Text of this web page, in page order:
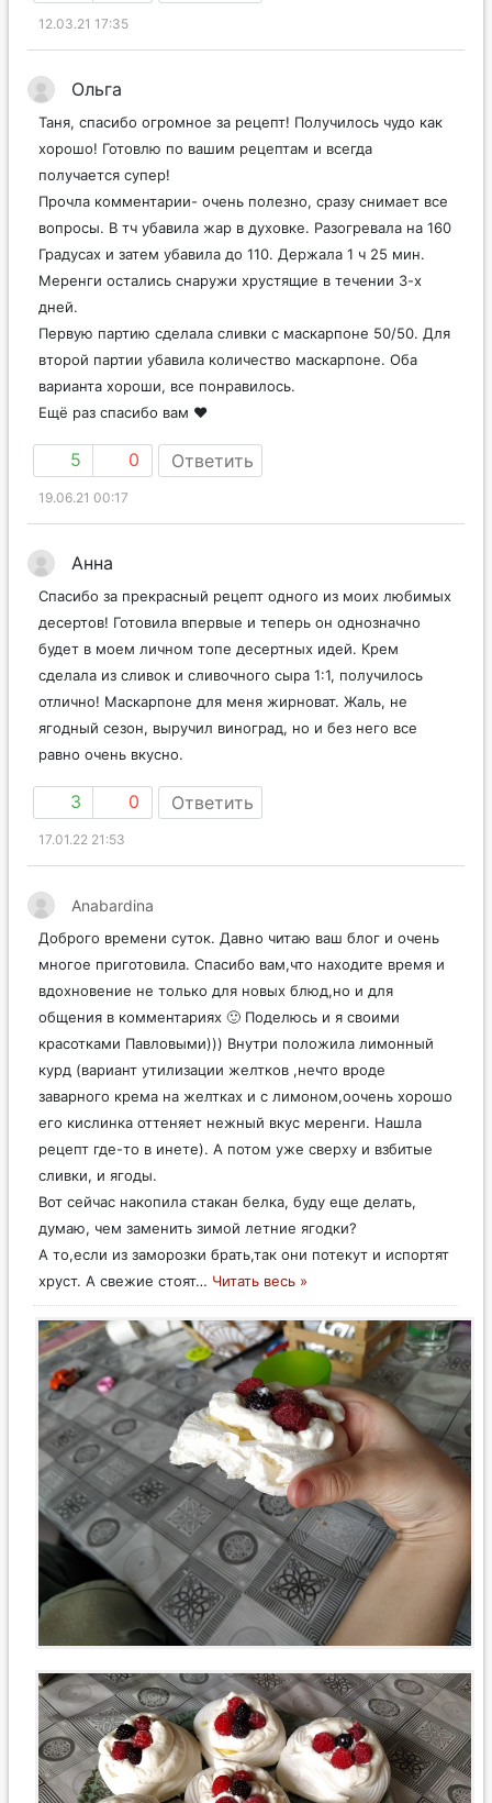
12.03.21 17:35
Ольга
Таня, спасибо огромное за рецепт! Получилось чудо как
хорошо! Готовлю по вашим рецептам и всегда
получается супер!
Прочла комментарии- очень полезно, сразу снимает все
вопросы. В тч убавила жар в духовке. Разогревала на 160
Градусах и затем убавила до 110. Держала 1 ч 25 мин.
Меренги остались снаружи хрустящие в течении 3-х
дней.
Первую партию сделала сливки с маскарпоне 50/50. Для
второй партии убавила количество маскарпоне. Оба
варианта хороши, все понравилось.
Ещё раз спасибо вам ❤️
5 0 Ответить
19.06.21 00:17
Анна
Спасибо за прекрасный рецепт одного из моих любимых
десертов! Готовила впервые и теперь он однозначно
будет в моем личном топе десертных идей. Крем
сделала из сливок и сливочного сыра 1:1, получилось
отлично! Маскарпоне для меня жирноват. Жаль, не
ягодный сезон, выручил виноград, но и без него все
равно очень вкусно.
3 0 Ответить
17.01.22 21:53
Anabardina
Доброго времени суток. Давно читаю ваш блог и очень
многое приготовила. Спасибо вам,что находите время и
вдохновение не только для новых блюд,но и для
общения в комментариях 🙂 Поделюсь и я своими
красотками Павловыми))) Внутри положила лимонный
курд (вариант утилизации желтков ,нечто вроде
заварного крема на желтках и с лимоном,оочень хорошо
его кислинка оттеняет нежный вкус меренги. Нашла
рецепт где-то в инете). А потом уже сверху и взбитые
сливки, и ягоды.
Вот сейчас накопила стакан белка, буду еще делать,
думаю, чем заменить зимой летние ягодки?
А то,если из заморозки брать,так они потекут и испортят
хруст. А свежие стоят… Читать весь »